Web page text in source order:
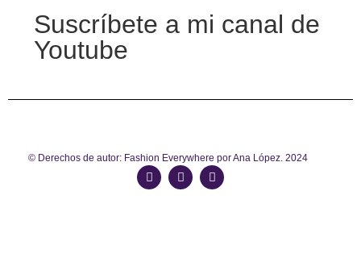
Suscríbete a mi canal de
Youtube
© Derechos de autor: Fashion Everywhere por Ana López. 2024